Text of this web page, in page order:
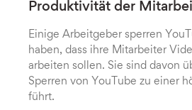
Produktivität der
Einige Arbeitgeber sperren
haben, dass ihre Mitarbeiter
arbeiten sollen. Sie sind davon
Sperren von YouTube zu einer
führt.